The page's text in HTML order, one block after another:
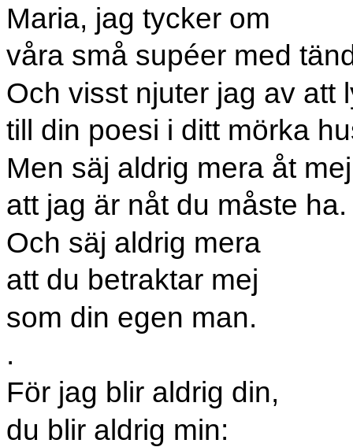
Maria, jag tycker om
våra små supéer med
Och visst njuter jag av att
till din poesi i ditt mörka
Men säj aldrig mera åt mej
att jag är nåt du måste ha.
Och säj aldrig mera
att du betraktar mej
som din egen man.
.
För jag blir aldrig din,
du blir aldrig min: